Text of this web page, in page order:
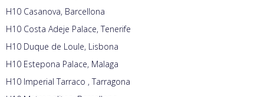
H10 Casanova, Barcellona
H10 Costa Adeje Palace, Tenerife
H10 Duque de Loule, Lisbona
H10 Estepona Palace, Malaga
H10 Imperial Tarraco , Tarragona